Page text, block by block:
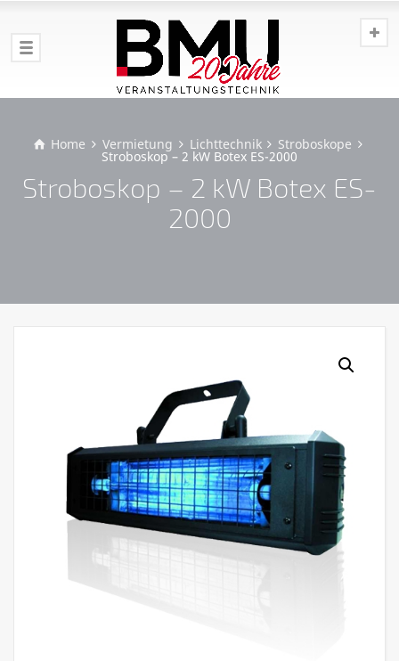
Home Vermietung Lichttechnik Stroboskope
Stroboskop – 2 kW Botex ES-2000
Stroboskop – 2 kW Botex ES-
2000